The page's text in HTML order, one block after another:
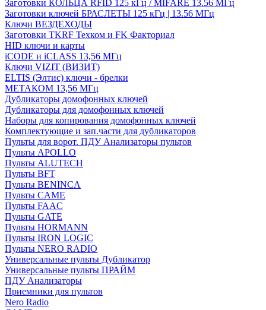
Заготовки КОЛЬЦА RFID 125 кГц / MIFARE 13.56 МГц
Заготовки ключей БРАСЛЕТЫ 125 кГц | 13.56 МГц
Ключи ВЕЗДЕХОДЫ
Заготовки TKRF Техком и FK Факториал
HID ключи и карты
iCODE и iCLASS 13,56 МГц
Ключи VIZIT (ВИЗИТ)
ELTIS (Элтис) ключи - брелки
МЕТАКОМ 13,56 МГц
Дубликаторы домофонных ключей
Дубликаторы для домофонных ключей
Наборы для копирования домофонных ключей
Комплектующие и зап.части для дубликаторов
Пульты для ворот. ПДУ Анализаторы пультов
Пульты APOLLO
Пульты ALUTECH
Пульты BFT
Пульты BENINCA
Пульты CAME
Пульты FAAC
Пульты GATE
Пульты HORMANN
Пульты IRON LOGIC
Пульты NERO RADIO
Универсальные пульты Дубликатор
Универсальные пульты ПРАЙМ
ПДУ Анализаторы
Приемники для пультов
Nero Radio